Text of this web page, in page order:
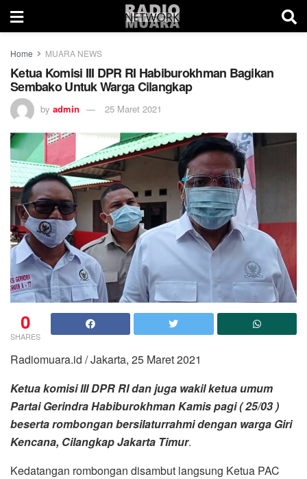
Home MUARA NEWS
Ketua Komisi III DPR RI Habiburokhman Bagikan
Sembako Untuk Warga Cilangkap
by admin 25 Maret 2021
0
SHARES
Radiomuara.id / Jakarta, 25 Maret 2021
Ketua komisi III DPR RI dan juga wakil ketua umum
Partai Gerindra Habiburokhman Kamis pagi ( 25/03 )
beserta rombongan bersilaturrahmi dengan warga Giri
Kencana, Cilangkap Jakarta Timur.
Kedatangan rombongan disambut langsung Ketua PAC